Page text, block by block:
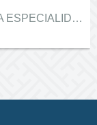
INSIGNIA ESPECIALIDAD ALITAS "COSTURA"